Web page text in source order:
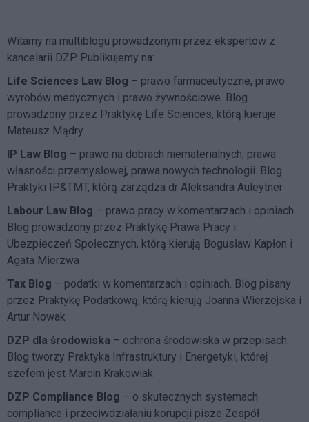
Witamy na multiblogu prowadzonym przez ekspertów z
kancelarii DZP. Publikujemy na:
Life Sciences Law Blog – prawo farmaceutyczne, prawo
wyrobów medycznych i prawo żywnościowe. Blog
prowadzony przez Praktykę Life Sciences, którą kieruje
Mateusz Mądry
IP Law Blog – prawo na dobrach niematerialnych, prawa
własności przemysłowej, prawa nowych technologii. Blog
Praktyki IP&TMT, którą zarządza dr Aleksandra Auleytner
Labour Law Blog – prawo pracy w komentarzach i opiniach.
Blog prowadzony przez Praktykę Prawa Pracy i
Ubezpieczeń Społecznych, którą kierują Bogusław Kapłon i
Agata Mierzwa
Tax Blog – podatki w komentarzach i opiniach. Blog pisany
przez Praktykę Podatkową, którą kierują Joanna Wierzejska i
Artur Nowak
DZP dla środowiska – ochrona środowiska w przepisach.
Blog tworzy Praktyka Infrastruktury i Energetyki, której
szefem jest Marcin Krakowiak
DZP Compliance Blog – o skutecznych systemach
compliance i przeciwdziałaniu korupcji pisze Zespół